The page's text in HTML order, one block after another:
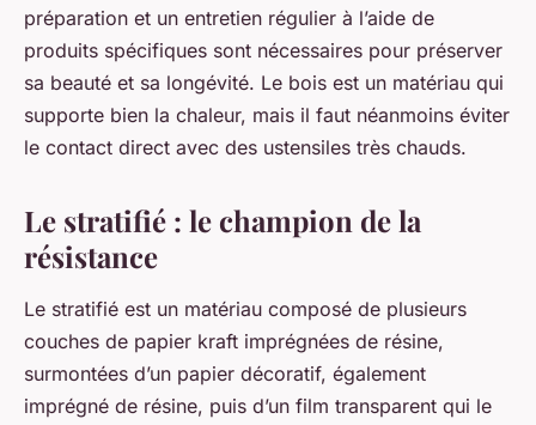
préparation et un entretien régulier à l’aide de
produits spécifiques sont nécessaires pour préserver
sa beauté et sa longévité. Le bois est un matériau qui
supporte bien la chaleur, mais il faut néanmoins éviter
le contact direct avec des ustensiles très chauds.
Le stratifié : le champion de la
résistance
Le stratifié est un matériau composé de plusieurs
couches de papier kraft imprégnées de résine,
surmontées d’un papier décoratif, également
imprégné de résine, puis d’un film transparent qui le